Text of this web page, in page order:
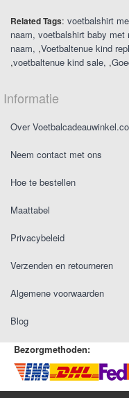
Related Tags: voetbalshirt
naam voetbalshirt baby met
naam ,Voetbaltenue kind
,voetbaltenue kind sale ,
Informatie
Over
Neem contact met ons
Hoe te bestellen
Maattabel
Privacybeleid
Verzenden en retourneren
Algemene voorwaarden
Blog
Bezorgmethoden: